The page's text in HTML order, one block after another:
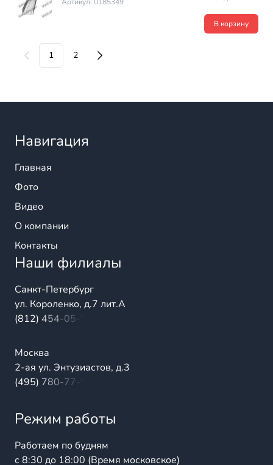
В корзину
1 2
Навигация
Главная
Фото
Видео
О компании
Контакты
Наши филиалы
Санкт-Петербург
ул. Короленко, д.7 лит.А
(812) 454-05-54
Москва
2-ая ул. Энтузиастов, д.3
(495) 780-77-98
Режим работы
Работаем по будням
с 8:30 до 18:00 (Время московское)